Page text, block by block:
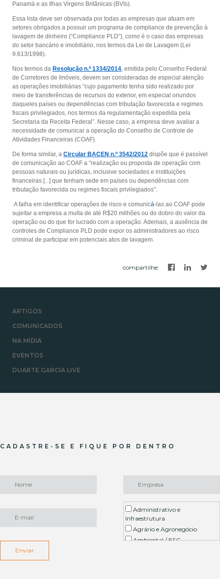
Panamá e as Ilhas Virgens Britânicas (BVIs).
Essa lista deve ser observada por todas as empresas que atuam em
setores obrigados a possuir um programa de compliance de prevenção à
lavagem de dinheiro (“Compliance PLD”), como é o caso das empresas
do setor bancário e imobiliário, nos termos da Lei de Lavagem (Lei
9.613/1998).
Nos termos da Resolução n.º 1334/2014, emitida pelo Conselho Federal
de Corretores de Imóveis, devem ser consideradas de especial atenção
as operações imobiliárias “cujo pagamento tenha sido realizado por
meio de transferências de recursos do exterior, em especial oriundos
daqueles países ou dependências com tributação favorecida e regimes
fiscais privilegiados, nos termos da regulamentação expedida pela
Secretaria da Receita Federal”. Nesse caso, a empresa deve avaliar a
necessidade de comunicar a operação do Conselho de Controle de
Atividades Financeiras (COAF).
De forma similar, a Circular BACEN n.º 3542/2012 dispõe que é passível
de comunicação ao COAF a “realização ou proposta de operação com
pessoas naturais ou jurídicas, inclusive sociedades e instituições
financeiras [...] que tenham sede em países ou dependências com
tributação favorecida ou regimes fiscais privilegiados”.
A falha em identificar operações de risco e comunicá-las ao COAF pode
sujeitar a empresa a multa de até R$20 milhões ou do dobro do valor da
operação ou do que for lucrado com a operação. Ademais, a ausência de
controles de Compliance PLD pode expor os administradores ao risco
criminal de participar em potenciais atos de lavagem.
compartilhe:
ARTIGOS
COMUNICADOS
NA MÍDIA
EVENTOS
DUARTE GARCIA LIVE
CADASTRE-SE E FIQUE POR DENTRO
Administrativo e
Infraestrutura
Agrário e Agronegócio
Ambiental / ESG
Enviar